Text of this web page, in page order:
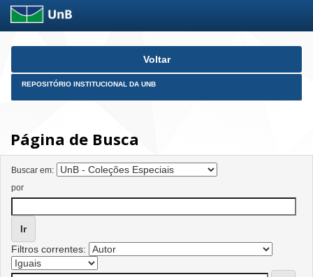
Skip
Voltar
REPOSITÓRIO INSTITUCIONAL DA UNB
Página de Busca
Buscar em:
por
Filtros correntes: